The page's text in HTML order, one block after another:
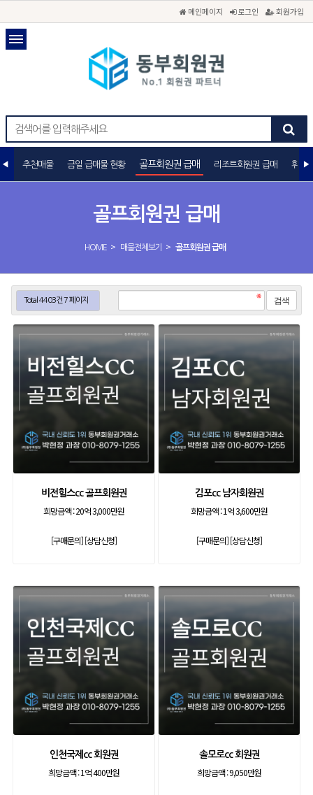
메인페이지 로그인 회원가입
골프회원권 급매
HOME > 매물전체보기 > 골프회원권 급매
추천매물 금일 급매물 현황 골프회원권 급매 리조트회원권 급매 휘트
Total 4403건7 페이지
비전힐스cc 골프회원권
희망금액 :20억 3,000만원
[구매문의][상담신청]
김포cc 남자회원권
희망금액 :1억 3,600만원
[구매문의][상담신청]
인천국제cc 회원권
희망금액 :1억 400만원
솔모로cc 회원권
희망금액 :9,050만원